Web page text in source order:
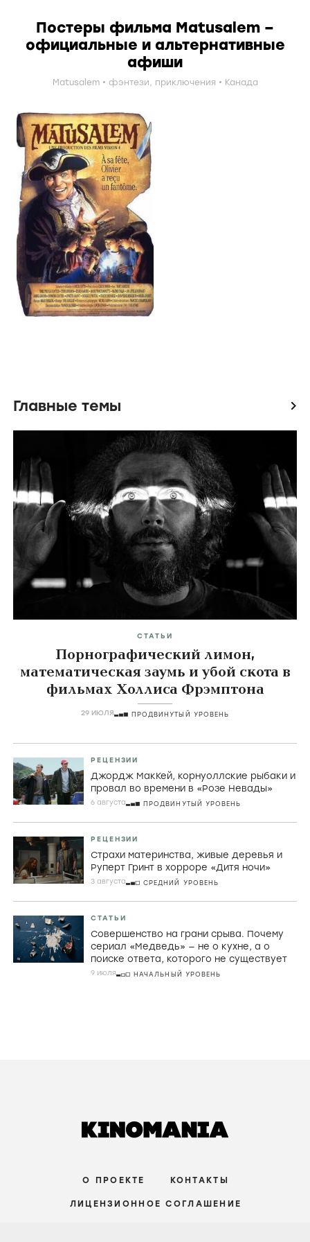
Постеры фильма Matusalem –
официальные и альтернативные
афиши
Matusalem фэнтези, приключения Канада
Главные темы icon
СТАТЬИ
Порнографический лимон,
математическая заумь и убой скота в
фильмах Холлиса Фрэмптона
29 ИЮЛЯ ПРОДВИНУТЫЙ УРОВЕНЬ
РЕЦЕНЗИИ
Джордж МакКей, корнуоллские рыбаки и
провал во времени в «Розе Невады»
6 августа ПРОДВИНУТЫЙ УРОВЕНЬ
РЕЦЕНЗИИ
Страхи материнства, живые деревья и
Руперт Гринт в хорроре «Дитя ночи»
3 августа СРЕДНИЙ УРОВЕНЬ
СТАТЬИ
Совершенство на грани срыва. Почему
сериал «Медведь» — не о кухне, а о
поиске ответа, которого не существует
9 июля НАЧАЛЬНЫЙ УРОВЕНЬ
О ПРОЕКТЕ КОНТАКТЫ
ЛИЦЕНЗИОННОЕ СОГЛАШЕНИЕ